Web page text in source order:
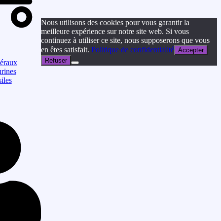
Nous utilisons des cookies pour vous garantir la
meilleure expérience sur notre site web. Si vous
continuez à utiliser ce site, nous supposerons que vous
en êtes satisfait. Politique de confidentialité Accepter
Refuser